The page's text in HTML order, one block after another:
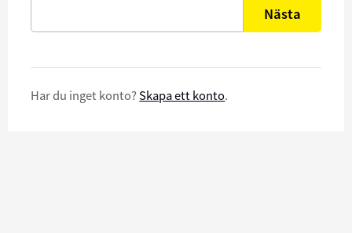
Nästa
Har du inget konto? Skapa ett konto.